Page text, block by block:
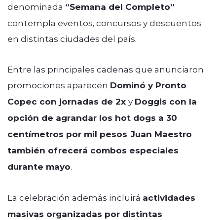
denominada “Semana del Completo”
contempla eventos, concursos y descuentos
en distintas ciudades del país.
Entre las principales cadenas que anunciaron
promociones aparecen Dominó y Pronto
Copec con jornadas de 2x y Doggis con la
opción de agrandar los hot dogs a 30
centímetros por mil pesos. Juan Maestro
también ofrecerá combos especiales
durante mayo.
La celebración además incluirá actividades
masivas organizadas por distintas